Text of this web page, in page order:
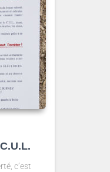
c’est